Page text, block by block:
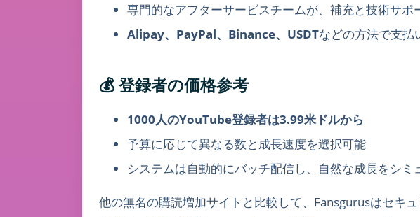
専門的なアフターサービスチームが、補充と技術サポ
Alipay、PayPal、Binance、USDTなどの方法で支払
💰 登録者の価格参考
1000人のYouTube登録者は3.99米ドルから
予算に応じて異なる数と成長速度を選択可能
システムは自動的にバッチ配信し、自然な成長をシミ
他の無名の購読増加サイトと比較して、Fansgurusはセキ